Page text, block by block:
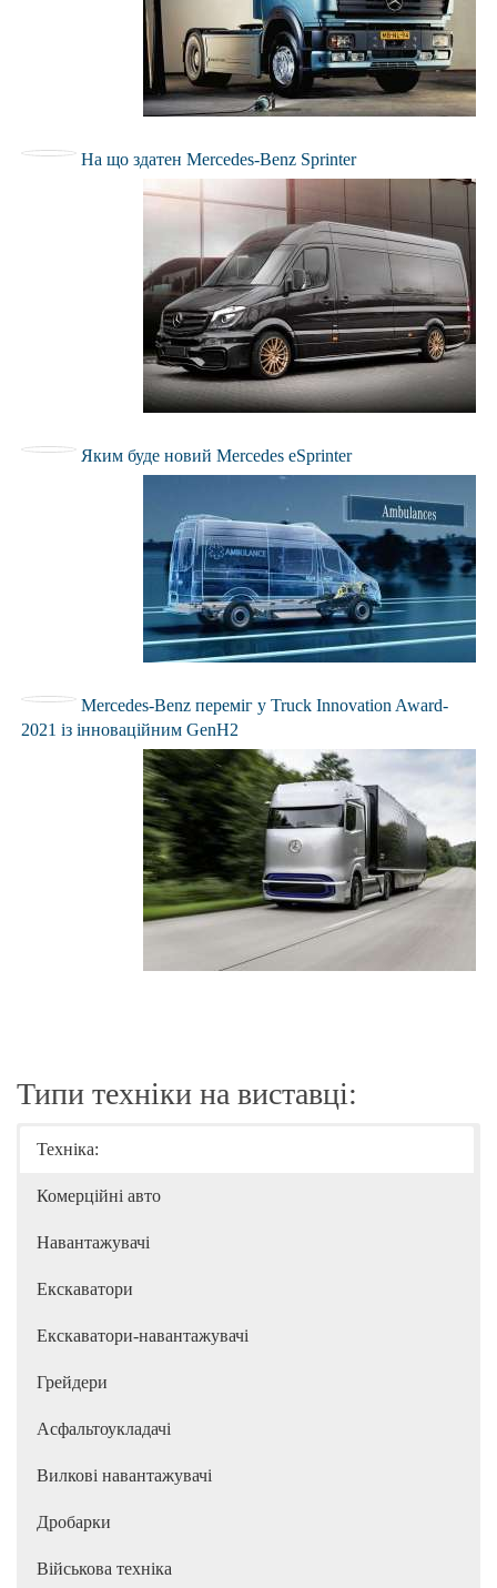
На що здатен Mercedes-Benz Sprinter
Яким буде новий Mercedes eSprinter
Mercedes-Benz переміг у Truck Innovation Award-
2021 із інноваційним GenH2
Типи техніки на виставці:
Техніка:
Комерційні авто
Навантажувачі
Екскаватори
Екскаватори-навантажувачі
Грейдери
Асфальтоукладачі
Вилкові навантажувачі
Дробарки
Військова техніка